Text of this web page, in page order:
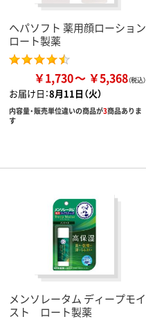
ヘパソフト 薬用顔ローション
ロート製薬
￥1,730 ￥5,368
お届け日：8月11日（火）
内容量・販売単位違いの商品が3商品ありま
す
メンソレータム ディープモイ
スト ロート製薬